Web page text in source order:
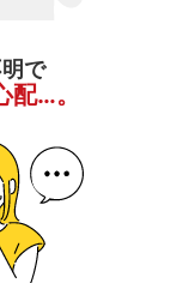
で
配…。